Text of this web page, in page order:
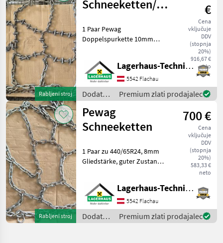
/
Rabljeni stroj
Schneeketten/
€
Cena
vključuje
DDV
(stopnja
20%)
916,67 €
neto
1 Paar Pewag
Doppelspurkette 10mm
Zusatzverschleißgliedern,
guter Zustand. Wir bitten
telefonisch oder per Mail
Ihren Besuch bekanntz
Lagerhaus-Technik Flachau
5542 Flachau
Dodatna
oprema
za
traktorje
/ Pewag
Premium zlati prodajalec
Rabljeni stroj
Pewag
Schneeketten
700 €
Cena
vključuje
DDV
(stopnja
20%)
583,33 €
neto
1 Paar zu 440/65R24, 8mm
Gliedstärke, guter Zustand.
bekanntzugeben, um
ausreichend Zeit für die
Beratung und ev
Lagerhaus-Technik Flachau
5542 Flachau
Dodatna
oprema
Premium zlati prodajalec